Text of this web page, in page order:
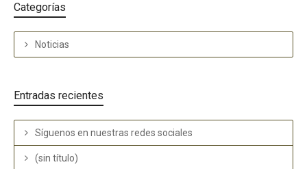
Categorías
Noticias
Entradas recientes
Síguenos en nuestras redes sociales
(sin título)